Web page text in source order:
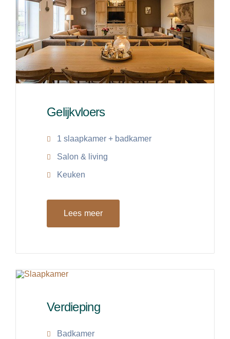
Gelijkvloers
1 slaapkamer + badkamer
Salon & living
Keuken
Lees meer
Verdieping
Badkamer